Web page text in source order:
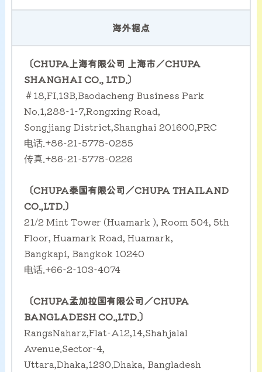
海外据点
〔CHUPA上海有限公司 上海市／CHUPA
SHANGHAI CO., LTD.〕
＃18,FI.13B,Baodacheng Business Park
No.1,288-1-7,Rongxing Road,
Songjiang District,Shanghai 201600,PRC
电话.+86-21-5778-0285
传真.+86-21-5778-0226
〔CHUPA泰国有限公司／CHUPA THAILAND
CO.,LTD.〕
21/2 Mint Tower (Huamark ), Room 504, 5th
Floor, Huamark Road, Huamark,
Bangkapi, Bangkok 10240
电话.+66-2-103-4074
〔CHUPA孟加拉国有限公司／CHUPA
BANGLADESH CO.,LTD.〕
RangsNaharz,Flat-A12,14,Shahjalal
Avenue.Sector-4,
Uttara,Dhaka,1230.Dhaka, Bangladesh